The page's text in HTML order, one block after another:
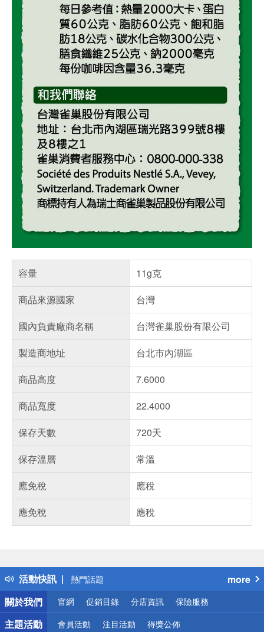
容量
11g克
商品來源國家
台灣
國內負責廠商名稱
台灣雀巢股份有限公司
製造商地址
台北市內湖區
商品高度
7.6000
商品寬度
22.4000
保存天數
720天
保存溫層
常溫
應免稅
應稅
應免稅
應稅
活動快訊
得獎公告
熱門話題
銀行優惠
偏遠地區配送
詐騙網頁！請小心！
more
關於我們
官網 促銷目錄 分店資訊 保險服務
主題活動 會員活動 注目活動 得獎公佈